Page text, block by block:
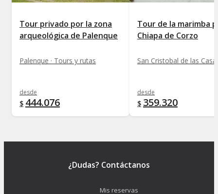
Tour privado por la zona
arqueológica de Palenque
Palenque · Tours y rutas
desde
$ 444.076
Tour de la marimba
Chiapa de Corzo
desde
$ 359.320
¿Dudas? Contáctanos
Mis reservas